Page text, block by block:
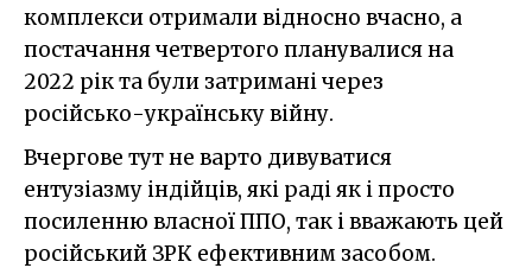
комплекси отримали відносно вчасно, а
постачання четвертого планувалися на
2022 рік та були затримані через
російсько-українську війну.
Вчергове тут не варто дивуватися
ентузіазму індійців, які раді як і просто
посиленню власної ППО, так і вважають цей
російський ЗРК ефективним засобом.